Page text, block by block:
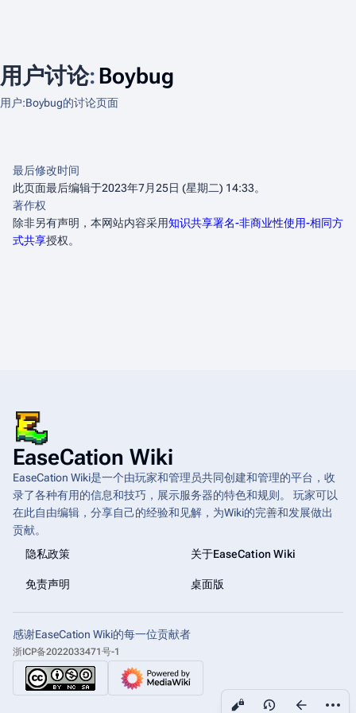
用户讨论: Boybug
用户:Boybug的讨论页面
查看 更多
最后修改时间
此页面最后编辑于2023年7月25日 (星期二) 14:33。
著作权
除非另有声明，本网站内容采用知识共享署名-非商业性使用-相同方
式共享授权。
EaseCation Wiki
EaseCation Wiki是一个由玩家和管理员共同创建和管理的平台，收
录了各种有用的信息和技巧，展示服务器的特色和规则。 玩家可以
在此自由编辑，分享自己的经验和见解，为Wiki的完善和发展做出
贡献。
隐私政策
关于EaseCation Wiki
免责声明 桌面版
感谢EaseCation Wiki的每一位贡献者
浙ICP备2022033471号-1